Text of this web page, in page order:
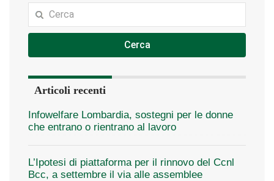
Cerca
Articoli recenti
Infowelfare Lombardia, sostegni per le donne
che entrano o rientrano al lavoro
L’Ipotesi di piattaforma per il rinnovo del Ccnl
Bcc, a settembre il via alle assemblee